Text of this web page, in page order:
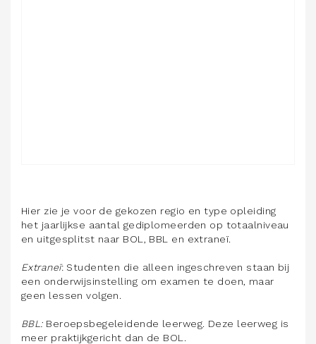
Hier zie je voor de gekozen regio en type opleiding
het jaarlijkse aantal gediplomeerden op totaalniveau
en uitgesplitst naar BOL, BBL en extraneï.
Extraneï: Studenten die alleen ingeschreven staan bij
een onderwijsinstelling om examen te doen, maar
geen lessen volgen.
BBL: Beroepsbegeleidende leerweg. Deze leerweg is
meer praktijkgericht dan de BOL.